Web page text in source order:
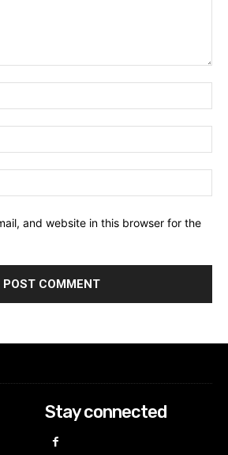
and website in this browser for the
Stay connected